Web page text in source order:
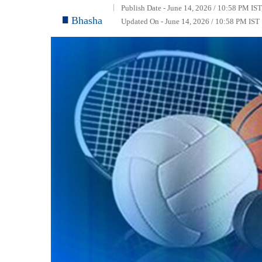
Bhasha
Publish Date - June 14, 2026 / 10:58 PM
Updated On - June 14, 2026 / 10:58 PM IST